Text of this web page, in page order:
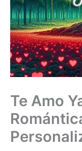
Te Amo